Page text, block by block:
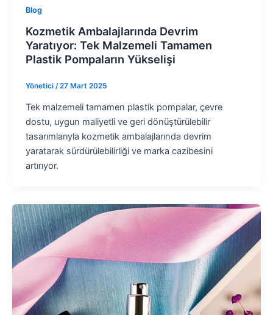
Blog
Kozmetik Ambalajlarında Devrim
Yaratıyor: Tek Malzemeli Tamamen
Plastik Pompaların Yükselişi
Yönetici /27 Mart 2025
Tek malzemeli tamamen plastik pompalar, çevre
dostu, uygun maliyetli ve geri dönüştürülebilir
tasarımlarıyla kozmetik ambalajlarında devrim
yaratarak sürdürülebilirliği ve marka cazibesini
artırıyor.